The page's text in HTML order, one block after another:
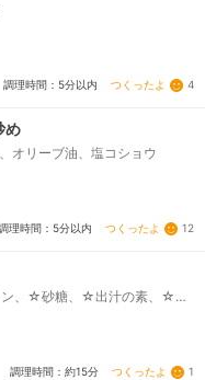
調理時間：5分以内 つくったよ 4
め
オリーブ油、塩コショウ
理時間：5分以内 つくったよ 12
、☆砂糖、☆出汁の素、☆サ
唐辛子（好みで）
調理時間：約15分 つくったよ 1